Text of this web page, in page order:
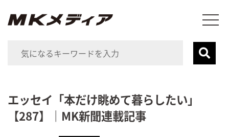
エッセイ「本だけ眺めて暮らしたい」
【287】｜MK新聞連載記事